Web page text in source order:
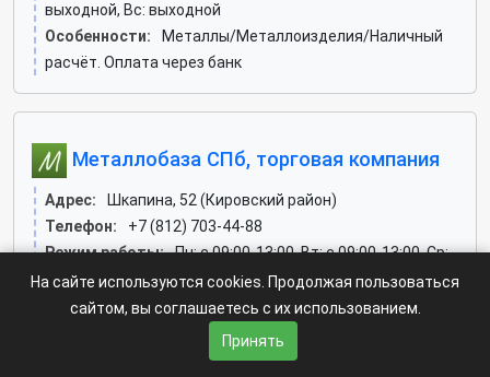
выходной, Вс: выходной
Особенности:
Металлы/Металлоизделия/Наличный
расчёт. Оплата через банк
Металлобаза СПб, торговая компания
Адрес:
Шкапина, 52 (Кировский район)
Телефон:
+7 (812) 703-44-88
Режим работы:
Пн: c 09:00-13:00, Вт: c 09:00-13:00, Ср:
c 09:00-13:00, Чт: c 09:00-13:00, Пт: c 09:00-13:00, Сб:
выходной, Вс: выходной
www.metallobaza-spb.ru
Металлы. Сантехническое
На сайте используются cookies. Продолжая пользоваться
сайтом, вы соглашаетесь с их использованием.
Принять